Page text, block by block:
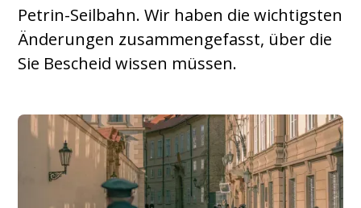
Petrin-Seilbahn. Wir haben die wichtigsten
Änderungen zusammengefasst, über die
Sie Bescheid wissen müssen.